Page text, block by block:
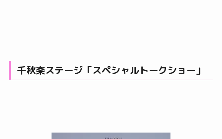
千秋楽ステージ「スペシャルトークショー」